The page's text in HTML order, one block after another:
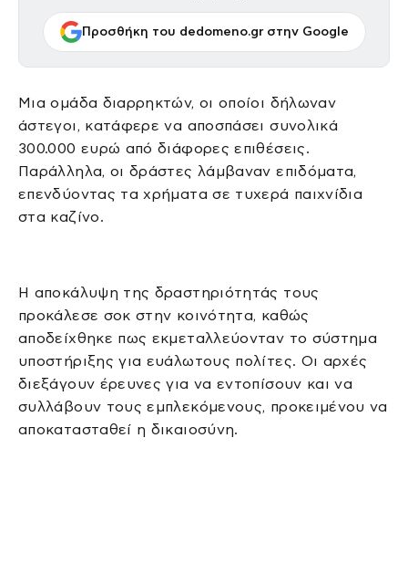
Προσθήκη του dedomeno.gr στην Google
Μια ομάδα διαρρηκτών, οι οποίοι δήλωναν
άστεγοι, κατάφερε να αποσπάσει συνολικά
300.000 ευρώ από διάφορες επιθέσεις.
Παράλληλα, οι δράστες λάμβαναν επιδόματα,
επενδύοντας τα χρήματα σε τυχερά παιχνίδια
στα καζίνο.
Η αποκάλυψη της δραστηριότητάς τους
προκάλεσε σοκ στην κοινότητα, καθώς
αποδείχθηκε πως εκμεταλλεύονταν το σύστημα
υποστήριξης για ευάλωτους πολίτες. Οι αρχές
διεξάγουν έρευνες για να εντοπίσουν και να
συλλάβουν τους εμπλεκόμενους, προκειμένου να
αποκατασταθεί η δικαιοσύνη.